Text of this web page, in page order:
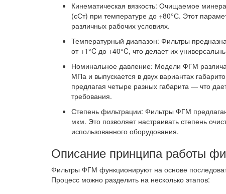
Кинематическая вязкость: Очищаемое
(сСт) при температуре до +80°С. Этот
различных рабочих условиях.
Температурный диапазон: Фильтры
от +1°C до +40°C, что делает их
Номинальное давление: Модели ФГМ
МПа и выпускается в двух вариантах
предлагая четыре разных габарита — что
требования.
Степень фильтрации: Фильтры ФГМ
мкм. Это позволяет настраивать степень
использованного оборудования.
Описание принципа работы
Фильтры ФГМ функционируют на основе
Процесс можно разделить на несколько этапов: